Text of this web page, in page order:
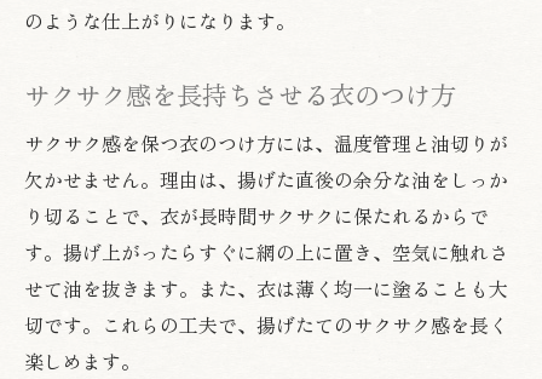
のような仕上がりになります。
サクサク感を長持ちさせる衣のつけ方
サクサク感を保つ衣のつけ方には、温度管理と油切りが
欠かせません。理由は、揚げた直後の余分な油をしっか
り切ることで、衣が長時間サクサクに保たれるからで
す。揚げ上がったらすぐに網の上に置き、空気に触れさ
せて油を抜きます。また、衣は薄く均一に塗ることも大
切です。これらの工夫で、揚げたてのサクサク感を長く
楽しめます。